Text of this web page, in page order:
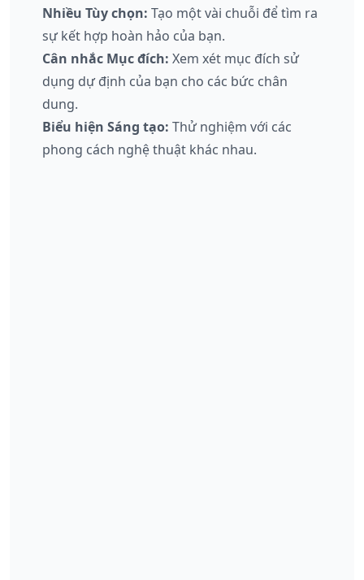
Nhiều Tùy chọn: Tạo một vài chuỗi để tìm ra
sự kết hợp hoàn hảo của bạn.
Cân nhắc Mục đích: Xem xét mục đích sử
dụng dự định của bạn cho các bức chân
dung.
Biểu hiện Sáng tạo: Thử nghiệm với các
phong cách nghệ thuật khác nhau.